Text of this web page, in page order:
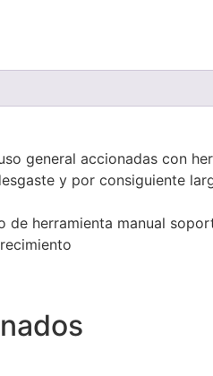
general accionadas con
y por consiguiente
de herramienta manual